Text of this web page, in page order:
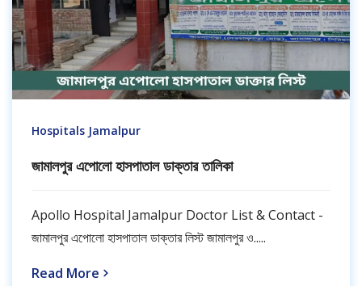
Hospitals Jamalpur
জামালপুর এপোলো হাসপাতাল ডাক্তার তালিকা
Apollo Hospital Jamalpur Doctor List & Contact -
জামালপুর এপোলো হাসপাতাল ডাক্তার লিস্ট জামালপুর ও.....
Read More